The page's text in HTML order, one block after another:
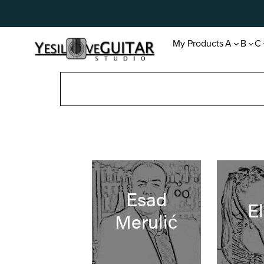
My ProductsA B C
Esad
Merulić